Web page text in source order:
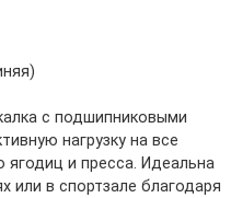
с подшипниковыми
нагрузку на все
и пресса. Идеальна
или в спортзале благодаря